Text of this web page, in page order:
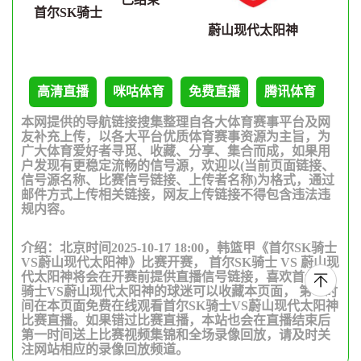
首尔SK骑士
蔚山现代太阳神
高清直播 咪咕体育 免费直播 腾讯体育
本网提供的导航链接搜集整理自各大体育赛事平台及网
友补充上传，以各大平台优质体育赛事资源为主旨，为
广大体育爱好者寻觅、收藏、分享、集合而成，如果用
户发现有更稳定流畅的信号源，欢迎以(当前页面链接、
信号源名称、比赛信号链接、上传者名称)为格式，通过
邮件方式上传相关链接，网友上传链接不得包含违法违
规内容。
介绍：北京时间2025-10-17 18:00，韩篮甲《首尔SK骑士
VS蔚山现代太阳神》比赛开赛， 首尔SK骑士 VS 蔚山现
代太阳神将会在开赛前提供直播信号链接，喜欢首尔SK
骑士VS蔚山现代太阳神的球迷可以收藏本页面， 第一时
间在本页面免费在线观看首尔SK骑士VS蔚山现代太阳神
比赛直播。如果错过比赛直播，本站也会在直播结束后
第一时间送上比赛视频集锦和全场录像回放，请及时关
注网站相应的录像回放频道。